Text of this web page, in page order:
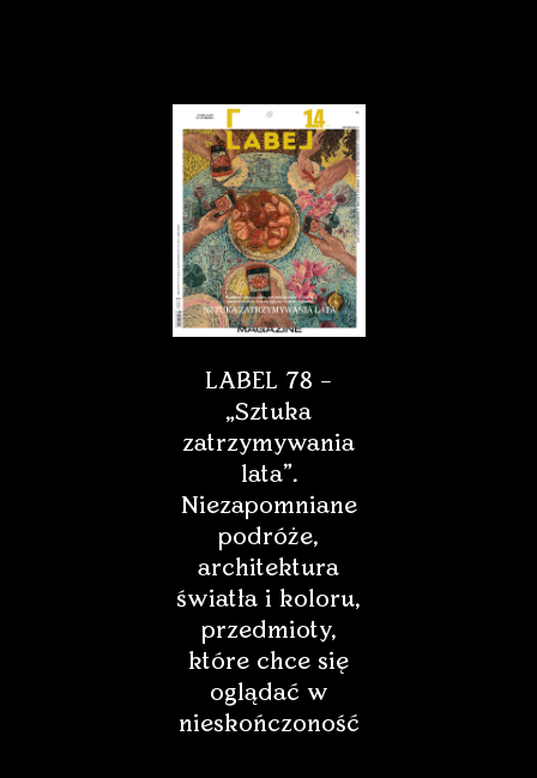
LABEL 78 –
„Sztuka
zatrzymywania
lata”.
Niezapomniane
podróże,
architektura
światła i koloru,
przedmioty,
które chce się
oglądać w
nieskończoność